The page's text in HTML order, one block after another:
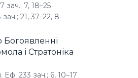
зач.; 7, 18–25
21, 37–22, 8
Богоявленні
і Стратоніка
233 зач.; 6, 10–17